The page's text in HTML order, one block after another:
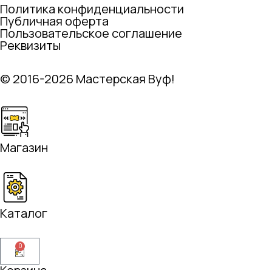
Политика конфиденциальности
Публичная оферта
Пользовательское соглашение
Реквизиты
© 2016-2026 Мастерская Вуф!
Магазин
Каталог
0